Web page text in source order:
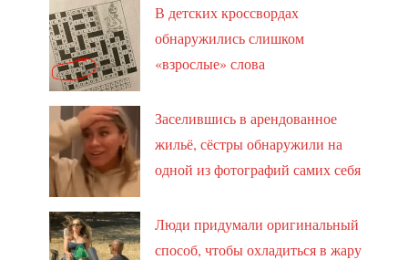
В детских кроссвордах
обнаружились слишком
«взрослые» слова
Заселившись в арендованное
жильё, сёстры обнаружили на
одной из фотографий самих себя
Люди придумали оригинальный
способ, чтобы охладиться в жару